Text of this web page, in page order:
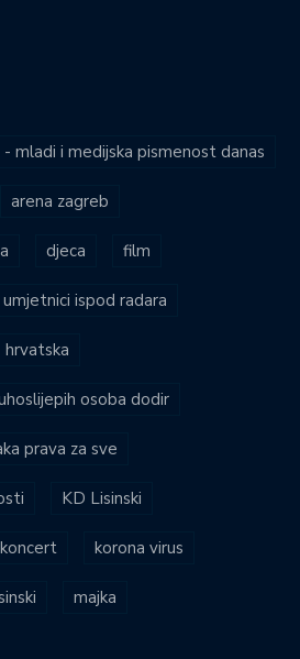
mladi i medijska pismenost danas
arena zagreb
djeca film
ispod radara
hrvatska
osoba dodir
prava za sve
KD Lisinski
koncert korona virus
majka